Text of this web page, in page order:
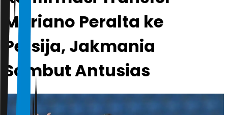
Mariano Peralta ke
Persija, Jakmania
Sambut Antusias